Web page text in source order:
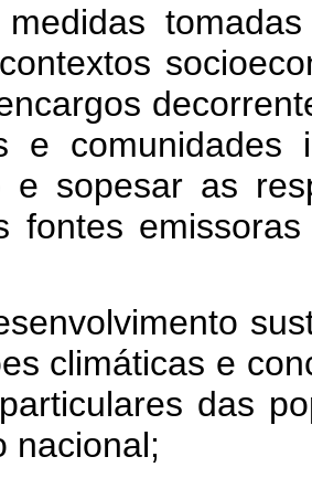
e
e sopesar as
fontes
climáticas e
das
nacional;